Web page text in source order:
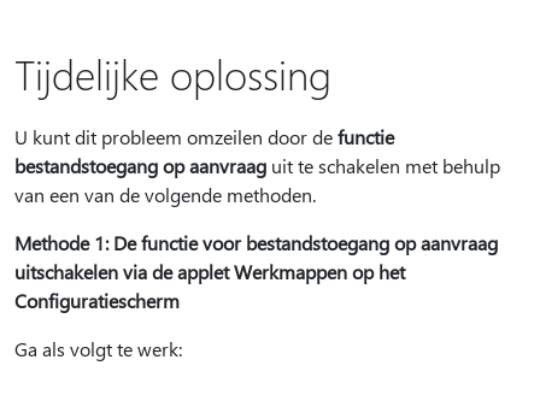
Tijdelijke oplossing
U kunt dit probleem omzeilen door defunctie
bestandstoegang op aanvraag uit te schakelen met behulp
van een van de volgende methoden.
Methode 1: De functie voor bestandstoegang op aanvraag
uitschakelen via de applet Werkmappen op het
Configuratiescherm
Ga als volgt te werk: